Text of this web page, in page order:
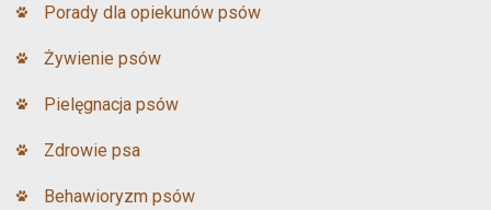
Porady dla opiekunów psów
Żywienie psów
Pielęgnacja psów
Zdrowie psa
Behawioryzm psów